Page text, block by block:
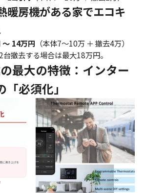
暖房機がある家でエコキ
14万円 （本体7〜10万 ＋ 撤去4万）
撤去する場合は最大18万円。
最大の特徴：インター
必須化」